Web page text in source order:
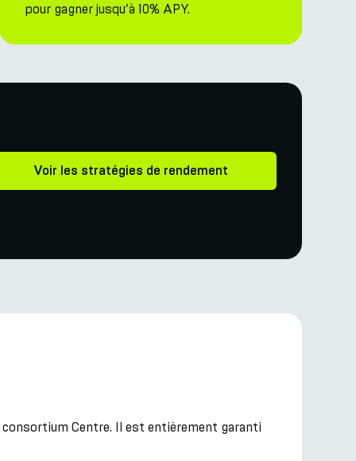
pour gagner jusqu’à 10% APY.
Voir les stratégies de rendement
consortium Centre. Il est entièrement garanti